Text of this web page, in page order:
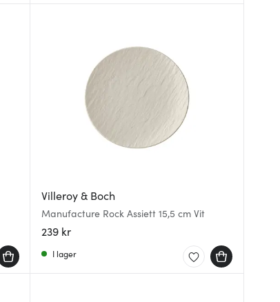
Villeroy & Boch
Manufacture Rock Assiett 15,5 cm Vit
239 kr
I lager